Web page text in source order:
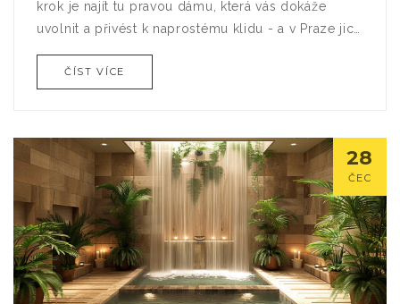
krok je najít tu pravou dámu, která vás dokáže
uvolnit a přivést k naprostému klidu - a v Praze jich
nezapomeňte se správně připravit - hýčkejte se,
je zážitek, který byste si měli pamatovat s
úsměvem na tváři!"
ČÍST VÍCE
28
ČEC